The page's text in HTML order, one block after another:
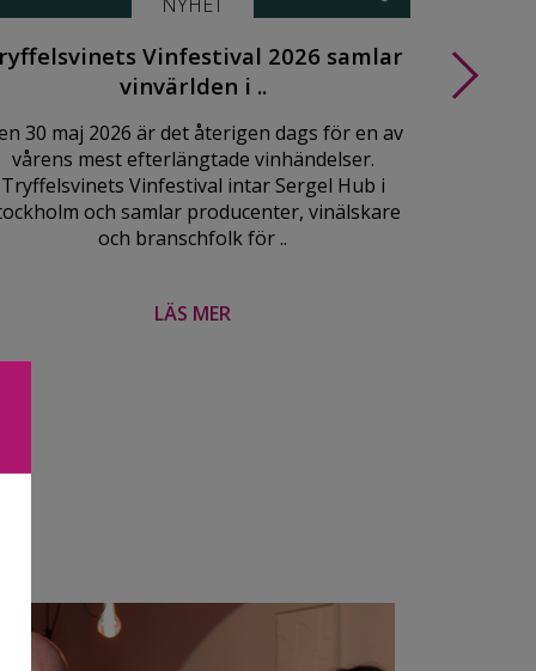
Vinfestival 2026 samlar
vinvärlden i ..
30 maj 2026 är det återigen dags för en av
vårens mest efterlängtade vinhändelser.
Tryffelsvinets Vinfestival intar Sergel Hub i
och samlar producenter, vinälskare
och branschfolk för ..
LÄS MER